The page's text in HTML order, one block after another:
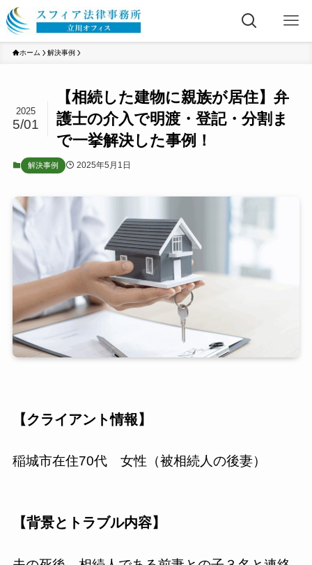
ホーム 解決事例
【相続した建物に親族が居住】弁
護士の介入で明渡・登記・分割ま
で一挙解決した事例！
2025
5/01
解決事例 2025年5月1日
【クライアント情報】
稲城市在住70代 女性（被相続人の後妻）
【背景とトラブル内容】